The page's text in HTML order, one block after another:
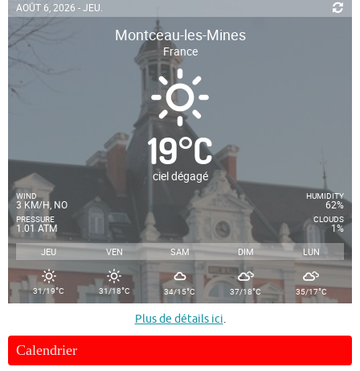
AOÛT 6, 2026 - JEU.
Montceau-les-Mines
France
19°C
ciel dégagé
WIND
3 KM/H, NO
PRESSURE
1.01 ATM
HUMIDITY
62%
CLOUDS
1%
JEU VEN SAM DIM LUN
31/19°C 31/18°C 34/15°C 37/18°C 35/17°C
Plus de détails ici.
Calendrier